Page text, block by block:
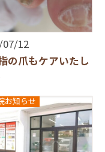
07/12
の爪もケアいたし
お知らせ